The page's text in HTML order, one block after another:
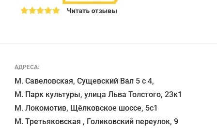
АДРЕСА:
М. Савеловская, Сущевский Вал 5 с 4,
М. Парк культуры, улица Льва Толстого, 23к1
М. Локомотив, Щёлковское шоссе, 5с1